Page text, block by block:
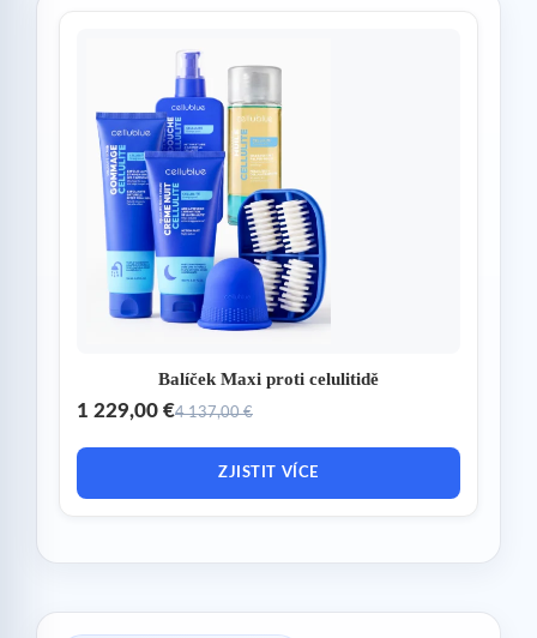
Balíček Maxi proti celulitidě
1 229,00 €4 137,00 €
ZJISTIT VÍCE